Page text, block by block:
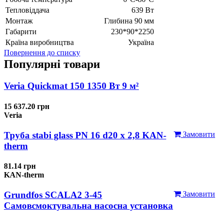
Тепловіддача
639 Вт
Монтаж
Глибина 90 мм
Габарити
230*90*2250
Країна виробництва
Україна
Повернення до списку
Популярні товари
Veria Quickmat 150 1350 Вт 9 м²
15 637.20 грн
Veria
Замовити
Труба stabi glass PN 16 d20 х 2,8 KAN-
therm
81.14 грн
KAN-therm
Замовити
Grundfos SCALA2 3-45
Самовсмоктувальна насосна установка